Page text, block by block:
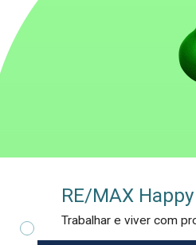
RE/MAX
Trabalhar e viver com